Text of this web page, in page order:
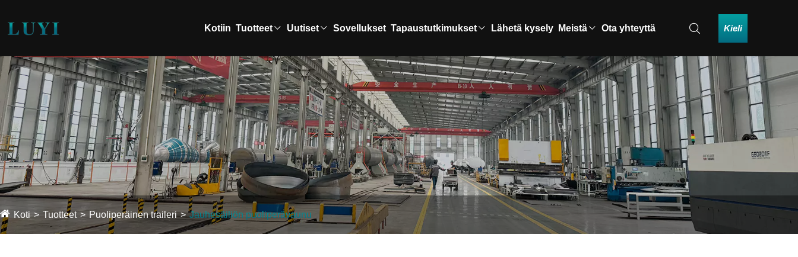
Kotiin Tuotteet Uutiset Sovellukset Tapaustutkimukset Lähetä kysely Meistä Ota yhteyttä Kieli
Koti Tuotteet Puoliperäinen traileri Jauhesäiliön puoliperävaunu